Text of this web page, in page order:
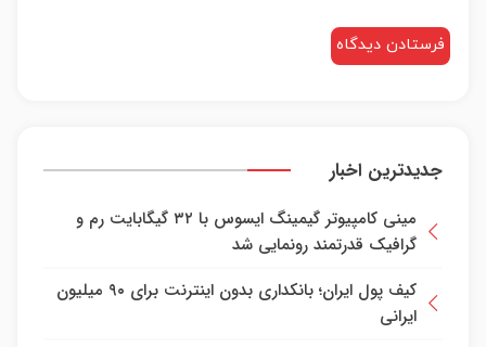
جدیدترین اخبار
مینی کامپیوتر گیمینگ ایسوس با ۳۲ گیگابایت رم و
گرافیک قدرتمند رونمایی شد
کیف پول ایران؛ بانکداری بدون اینترنت برای ۹۰ میلیون
ایرانی